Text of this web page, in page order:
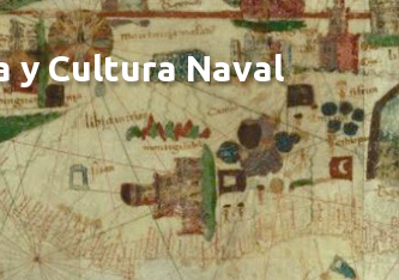
Cultura Naval